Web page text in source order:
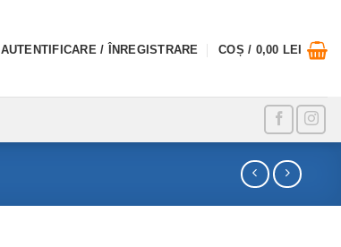
AUTENTIFICARE / ÎNREGISTRARE COȘ / 0,00 LEI